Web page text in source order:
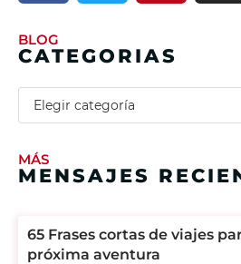
BLOG
CATEGORIAS
MÁS
MENSAJES
65 Frases cortas de viajes
próxima aventura